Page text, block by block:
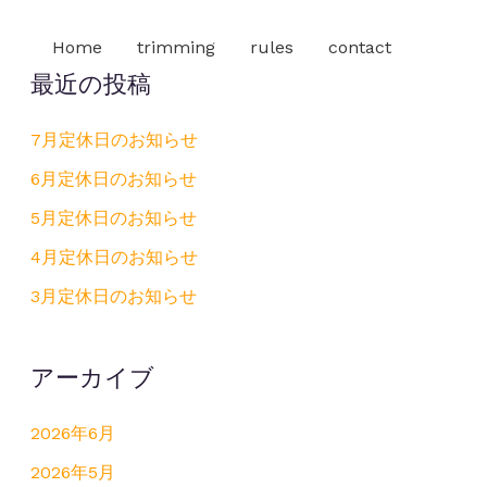
Home trimming rules contact
最近の投稿
7月定休日のお知らせ
6月定休日のお知らせ
5月定休日のお知らせ
4月定休日のお知らせ
3月定休日のお知らせ
アーカイブ
2026年6月
2026年5月